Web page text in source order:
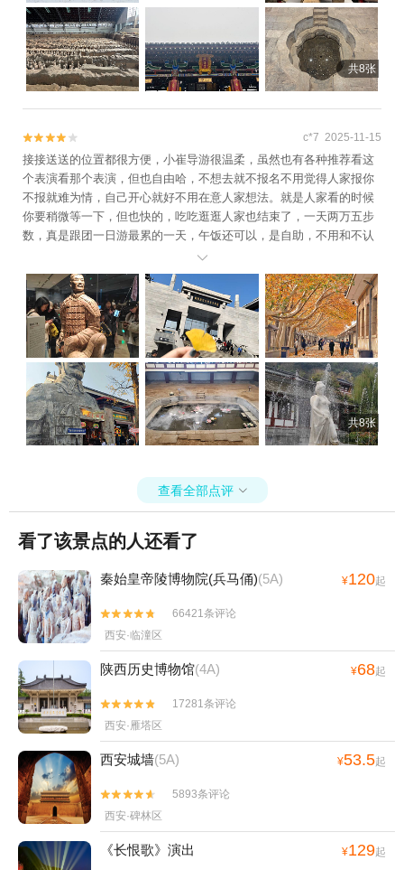
共8张

 c*7 2025-11-15
接接送送的位置都很方便，小崔导游很温柔，虽然也有各种推荐看这
个表演看那个表演，但也自由哈，不想去就不报名不用觉得人家报你
不报就难为情，自己开心就好不用在意人家想法。就是人家看的时候
你要稍微等一下，但也快的，吃吃逛逛人家也结束了，一天两万五步
数，真是跟团一日游最累的一天，午饭还可以，是自助，不用和不认
识的坐一桌尴尬。晚上结束送到回民街边上，自己逛进去解决晚饭，
还是不错的。

共8张
查看全部点评 
看了该景点的人还看了
秦始皇帝陵博物院(兵马俑)(5A) ¥120起


66421条评论
西安·临潼区
陕西历史博物馆(4A) ¥68起


17281条评论
西安·雁塔区
西安城墙(5A) ¥53.5起


5893条评论
西安·碑林区
《长恨歌》演出 ¥129起